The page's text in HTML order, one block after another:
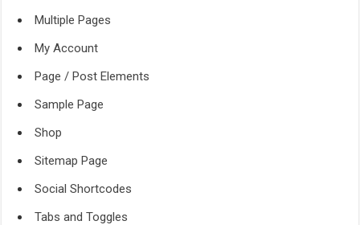
Multiple Pages
My Account
Page / Post Elements
Sample Page
Shop
Sitemap Page
Social Shortcodes
Tabs and Toggles